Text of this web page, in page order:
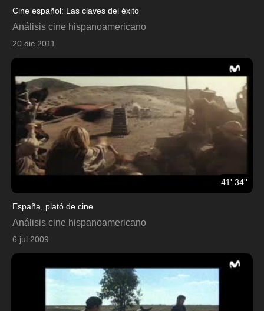
Cine español: Las claves del éxito
Análisis cine hispanoamericano
20 dic 2011
41' 34''
España, plató de cine
Análisis cine hispanoamericano
6 jul 2009